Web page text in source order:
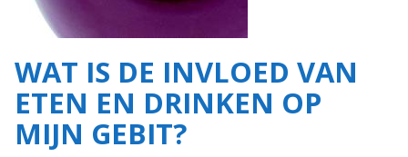
WAT IS DE INVLOED VAN
ETEN EN DRINKEN OP
MIJN GEBIT?